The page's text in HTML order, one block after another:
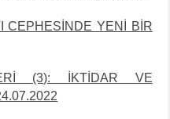
CEPHESİNDE YENİ BİR
(3): İKTİDAR VE